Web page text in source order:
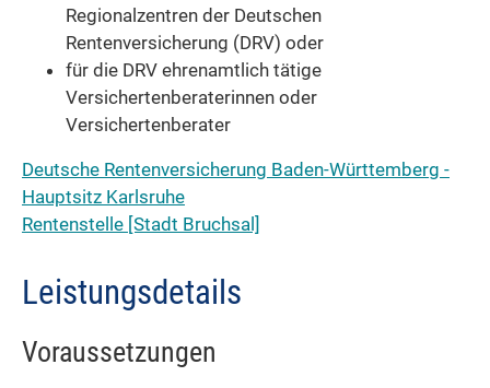
Regionalzentren der Deutschen
Rentenversicherung (DRV) oder
für die DRV ehrenamtlich tätige
Versichertenberaterinnen oder
Versichertenberater
Deutsche Rentenversicherung Baden-Württemberg -
Hauptsitz Karlsruhe
Rentenstelle [Stadt Bruchsal]
Leistungsdetails
Voraussetzungen